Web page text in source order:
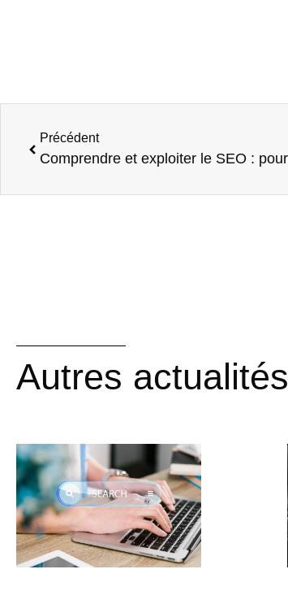
Précédent
Autres actualités